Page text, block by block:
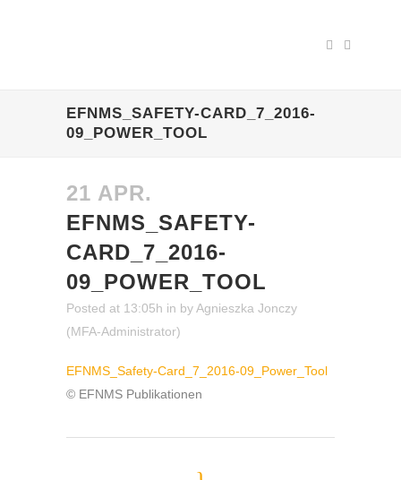
EFNMS_SAFETY-CARD_7_2016-
09_POWER_TOOL
21 APR.
EFNMS_SAFETY-
CARD_7_2016-
09_POWER_TOOL
Posted at 13:05h in byAgnieszka Jonczy
(MFA-Administrator)
EFNMS_Safety-Card_7_2016-09_Power_Tool
© EFNMS Publikationen